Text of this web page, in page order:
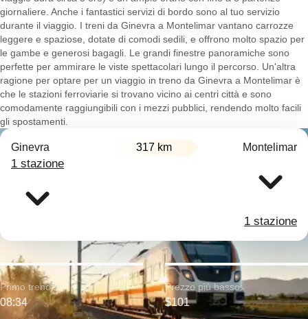
giornaliere. Anche i fantastici servizi di bordo sono al tuo servizio
durante il viaggio. I treni da Ginevra a Montelimar vantano carrozze
leggere e spaziose, dotate di comodi sedili, e offrono molto spazio per
le gambe e generosi bagagli. Le grandi finestre panoramiche sono
perfette per ammirare le viste spettacolari lungo il percorso. Un'altra
ragione per optare per un viaggio in treno da Ginevra a Montelimar è
che le stazioni ferroviarie si trovano vicino ai centri città e sono
comodamente raggiungibili con i mezzi pubblici, rendendo molto facili
gli spostamenti.
Ginevra 317 km Montelimar
1 stazione
1 stazione
Primo treno:
08:34
Prezzo più basso:
$101